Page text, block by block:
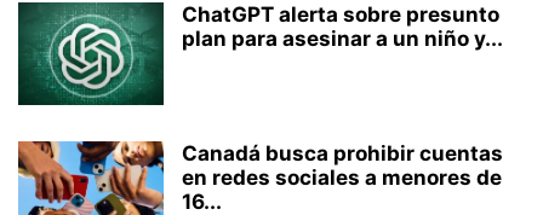
ChatGPT alerta sobre presunto
plan para asesinar a un niño y...
Canadá busca prohibir cuentas
en redes sociales a menores de
16...